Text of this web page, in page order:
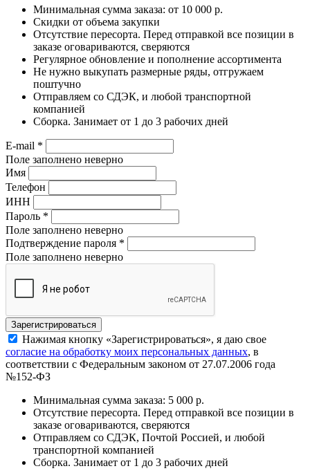
Минимальная сумма заказа: от 10 000 р.
Скидки от объема закупки
Отсутствие пересорта. Перед отправкой все позиции в
заказе оговариваются, сверяются
Регулярное обновление и пополнение ассортимента
Не нужно выкупать размерные ряды, отгружаем
поштучно
Отправляем со СДЭК, и любой транспортной
компанией
Сборка. Занимает от 1 до 3 рабочих дней
E-mail *
Поле заполнено неверно
Имя
Телефон
ИНН
Пароль *
Поле заполнено неверно
Подтверждение пароля *
Поле заполнено неверно
Нажимая кнопку «Зарегистрироваться», я даю свое
согласие на обработку моих персональных данных, в
соответствии с Федеральным законом от 27.07.2006 года
№152-ФЗ
Минимальная сумма заказа: 5 000 р.
Отсутствие пересорта. Перед отправкой все позиции в
заказе оговариваются, сверяются
Отправляем со СДЭК, Почтой Россией, и любой
транспортной компанией
Сборка. Занимает от 1 до 3 рабочих дней